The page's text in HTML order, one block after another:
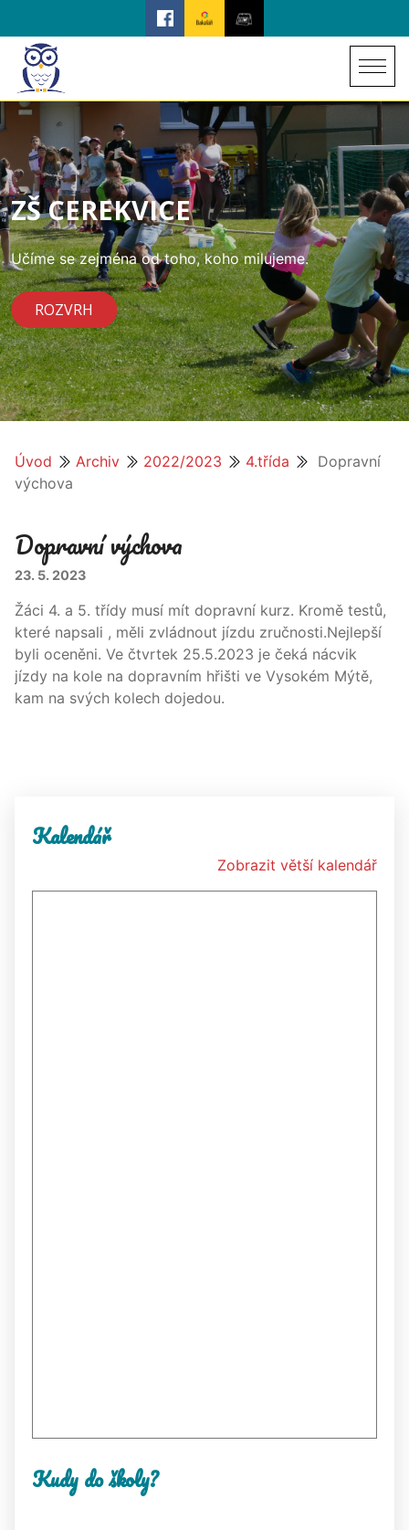
ZŠ CEREKVICE
Učíme se zejména od toho, koho milujeme.
ROZVRH
Úvod Archiv 2022/2023 4.třída
Dopravní
výchova
Dopravní výchova
23. 5. 2023
Žáci 4. a 5. třídy musí mít dopravní kurz. Kromě testů,
které napsali , měli zvládnout jízdu zručnosti.Nejlepší
byli oceněni. Ve čtvrtek 25.5.2023 je čeká nácvik
jízdy na kole na dopravním hřišti ve Vysokém Mýtě,
kam na svých kolech dojedou.
Kalendář
Zobrazit větší kalendář
Kudy do školy?